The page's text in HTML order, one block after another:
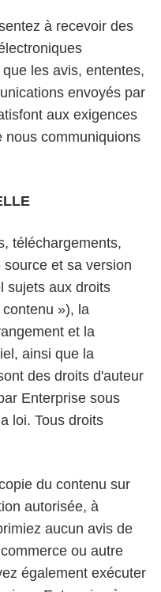
à recevoir des
les avis, ententes,
envoyés par
aux exigences
nous communiquions
téléchargements,
et sa version
sujets aux droits
»), la
et la
ainsi que la
des droits d'auteur
Enterprise sous
loi. Tous droits
du contenu sur
autorisée, à
aucun avis de
ou autre
également exécuter